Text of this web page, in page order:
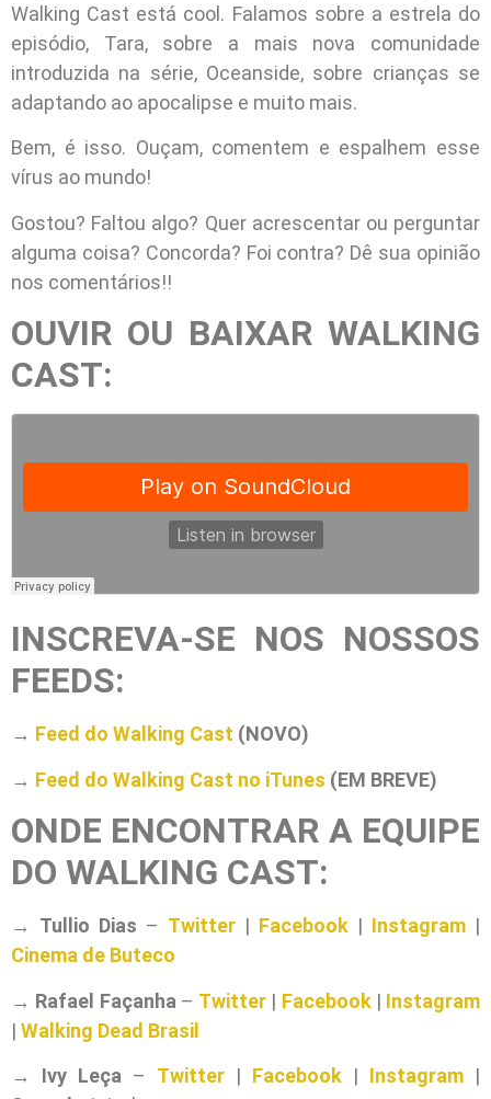
Walking Cast está cool. Falamos sobre a estrela do
episódio, Tara, sobre a mais nova comunidade
introduzida na série, Oceanside, sobre crianças se
adaptando ao apocalipse e muito mais.
Bem, é isso. Ouçam, comentem e espalhem esse
vírus ao mundo!
Gostou? Faltou algo? Quer acrescentar ou perguntar
alguma coisa? Concorda? Foi contra? Dê sua opinião
nos comentários!!
OUVIR OU BAIXAR WALKING
CAST:
INSCREVA-SE NOS NOSSOS
FEEDS:
→ Feed do Walking Cast (NOVO)
→ Feed do Walking Cast no iTunes (EM BREVE)
ONDE ENCONTRAR A EQUIPE
DO WALKING CAST:
→ Tullio Dias – Twitter | Facebook | Instagram |
Cinema de Buteco
→ Rafael Façanha – Twitter | Facebook| Instagram
| Walking Dead Brasil
→ Ivy Leça – Twitter | Facebook | Instagram |